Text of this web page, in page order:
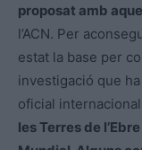
proposat amb
l’ACN. Per
estat la base per
investigació que
oficial
les Terres de